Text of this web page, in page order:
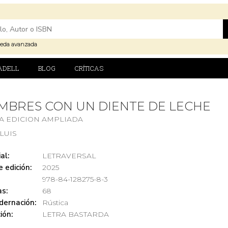
avanzada
BLOG CRÍTICAS
CON UN DIENTE DE LECHE
EDICION AMPLIADA
LETRAVERSAL
edición:
2025
978-84-128275-8-3
68
Rústica
LETRA BASTARDA